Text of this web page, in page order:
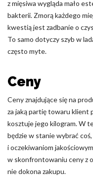
z mięsiwa wygląda mało
bakterii. Zmorą każdego
kwestią jest zadbanie o
To samo dotyczy szyb w
często myte.
Ceny
Ceny znajdujące się na
za jaką partię towaru klient
kosztuje jego kilogram. W
będzie w stanie wybrać
i oczekiwaniom
w skonfrontowaniu ceny z
nie dokona zakupu.